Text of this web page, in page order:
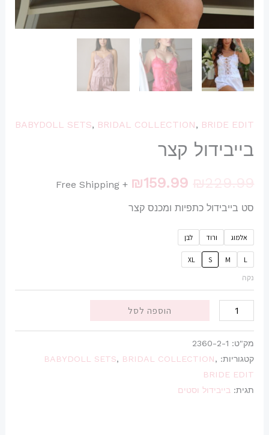
BABYDOLL SETS, BRIDAL COLLECTION, BRIDE EDIT
בייבידול קצר
₪159.99
+ Free Shipping
סט בייבידול כתפיות ומכנס קצר
אלמוג ורוד לבן
L
M
S
XL
נקה
הוספה לסל
מק"ט: 2360-2-1
קטגוריות:
BABYDOLL SETS, BRIDAL COLLECTION,
BRIDE EDIT
תגית: בייבידול וסטים